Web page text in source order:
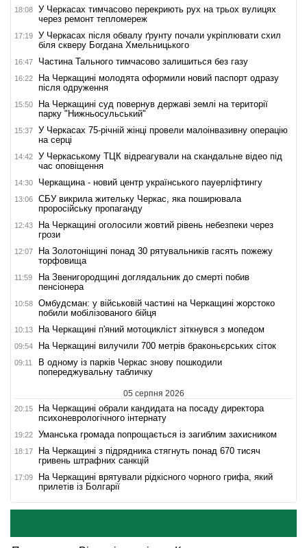
18:08
У Черкасах тимчасово перекриють рух на трьох вулицях
через ремонт тепломереж
17:19
У Черкасах після обвалу ґрунту почали укріплювати схил
біля скверу Богдана Хмельницького
16:47 Частина Тального тимчасово залишиться без газу
16:22
На Черкащині молодята оформили новий паспорт одразу
після одруження
15:50
На Черкащині суд повернув державі землі на території
парку "Нижньосульський"
15:37
У Черкасах 75-річній жінці провели малоінвазивну операцію
на серці
14:42
У Черкаському ТЦК відреагували на скандальне відео під
час оповіщення
14:30 Черкащина - новий центр українського пауерліфтингу
13:06
СБУ викрила жительку Черкас, яка поширювала
проросійську пропаганду
12:43
На Черкащині оголосили жовтий рівень небезпеки через
грози
12:07
На Золотоніщині понад 30 рятувальників гасять пожежу
торфовища
11:59
На Звенигородщині доглядальник до смерті побив
пенсіонера
10:58
Омбудсман: у військовій частині на Черкащині жорстоко
побили мобілізованого бійця
10:13 На Черкащині п'яний мотоцикліст зіткнувся з мопедом
09:54 На Черкащині вилучили 700 метрів браконьєрських сіток
09:11
В одному із парків Черкас знову пошкодили
попереджувальну табличку
05 серпня 2026
20:15
На Черкащині обрали кандидата на посаду директора
психоневрологічного інтернату
19:22 Уманська громада попрощається із загиблим захисником
18:17
На Черкащині з підрядника стягнуть понад 670 тисяч
гривень штрафних санкцій
17:09
На Черкащині врятували рідкісного чорного грифа, який
прилетів із Болгарії